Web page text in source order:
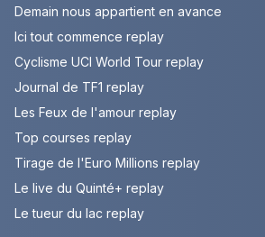
Demain nous appartient en avance
Ici tout commence replay
Cyclisme UCI World Tour replay
Journal de TF1 replay
Les Feux de l'amour replay
Top courses replay
Tirage de l'Euro Millions replay
Le live du Quinté+ replay
Le tueur du lac replay